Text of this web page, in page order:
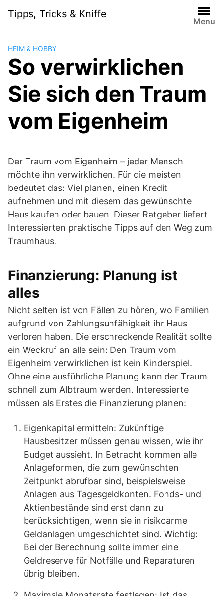
content
Tipps, Tricks & Kniffe
Menu
HEIM & HOBBY
So verwirklichen
Sie sich den Traum
vom Eigenheim
Der Traum vom Eigenheim – jeder Mensch
möchte ihn verwirklichen. Für die meisten
bedeutet das: Viel planen, einen Kredit
aufnehmen und mit diesem das gewünschte
Haus kaufen oder bauen. Dieser Ratgeber liefert
Interessierten praktische Tipps auf den Weg zum
Traumhaus.
Finanzierung: Planung ist
alles
Nicht selten ist von Fällen zu hören, wo Familien
aufgrund von Zahlungsunfähigkeit ihr Haus
verloren haben. Die erschreckende Realität sollte
ein Weckruf an alle sein: Den Traum vom
Eigenheim verwirklichen ist kein Kinderspiel.
Ohne eine ausführliche Planung kann der Traum
schnell zum Albtraum werden. Interessierte
müssen als Erstes die Finanzierung planen:
Eigenkapital ermitteln: Zukünftige
Hausbesitzer müssen genau wissen, wie ihr
Budget aussieht. In Betracht kommen alle
Anlageformen, die zum gewünschten
Zeitpunkt abrufbar sind, beispielsweise
Anlagen aus Tagesgeldkonten. Fonds- und
Aktienbestände sind erst dann zu
berücksichtigen, wenn sie in risikoarme
Geldanlagen umgeschichtet sind. Wichtig:
Bei der Berechnung sollte immer eine
Geldreserve für Notfälle und Reparaturen
übrig bleiben.